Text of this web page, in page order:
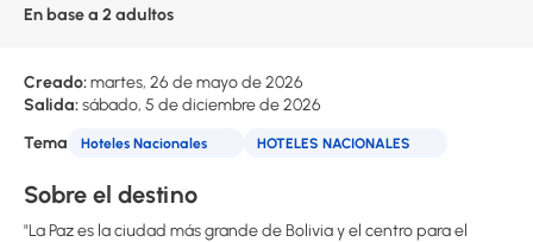
En base a 2 adultos
Creado:martes, 26 de mayo de 2026
Salida:sábado, 5 de diciembre de 2026
Tema
Hoteles Nacionales HOTELES NACIONALES
Sobre el destino
"La Paz es la ciudad más grande de Bolivia y el centro para el